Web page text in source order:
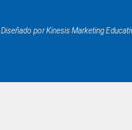
Diseñado por Kinesis Marketing